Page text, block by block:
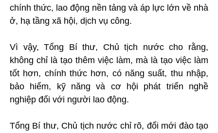
chính thức, lao động nền tảng và áp lực lớn về nhà
ở, hạ tầng xã hội, dịch vụ công.
Vì vậy, Tổng Bí thư, Chủ tịch nước cho rằng,
không chỉ là tạo thêm việc làm, mà là tạo việc làm
tốt hơn, chính thức hơn, có năng suất, thu nhập,
bảo hiểm, kỹ năng và cơ hội phát triển nghề
nghiệp đối với người lao động.
Tổng Bí thư, Chủ tịch nước chỉ rõ, đổi mới đào tạo